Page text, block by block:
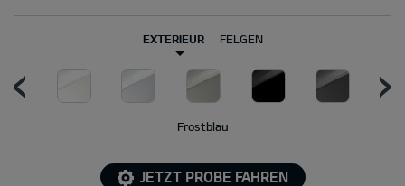
EXTERIEUR FELGEN
Frostblau
JETZT PROBE FAHREN